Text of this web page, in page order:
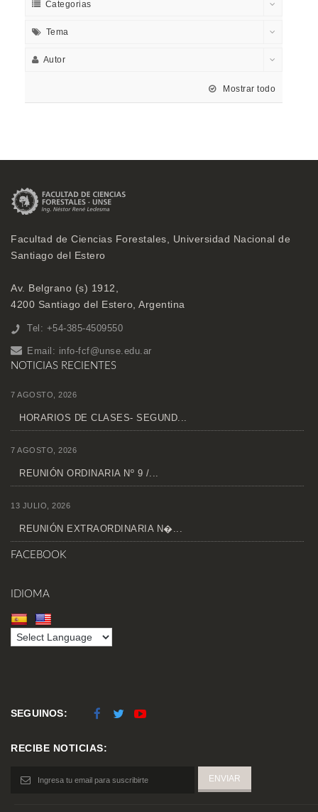
Categorias
Tema
Autor
Mostrar todo
Facultad de Ciencias Forestales, Universidad Nacional de
Santiago del Estero
Av. Belgrano (s) 1912,
4200 Santiago del Estero, Argentina
Tel: +54-385-4509550
Email: info-fcf@unse.edu.ar
NOTICIAS RECIENTES
7 AGOSTO, 2026
HORARIOS DE CLASES- SEGUND...
7 AGOSTO, 2026
REUNIÓN ORDINARIA Nº 9 /...
13 JULIO, 2026
REUNIÓN EXTRAORDINARIA N�...
FACEBOOK
IDIOMA
SEGUINOS:
RECIBE NOTICIAS: